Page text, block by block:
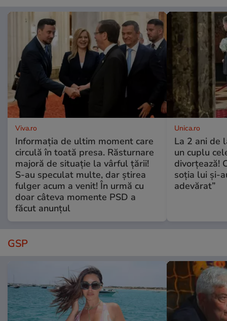
Viva.ro
Informația de ultim moment care
circulă în toată presa. Răsturnare
majoră de situație la vârful țării!
S-au speculat multe, dar știrea
fulger acum a venit! În urmă cu
doar câteva momente PSD a
făcut anunțul
Unica.ro
La 2 ani de
un cuplu
divorțează!
soția lui și-
adevărat”
GSP